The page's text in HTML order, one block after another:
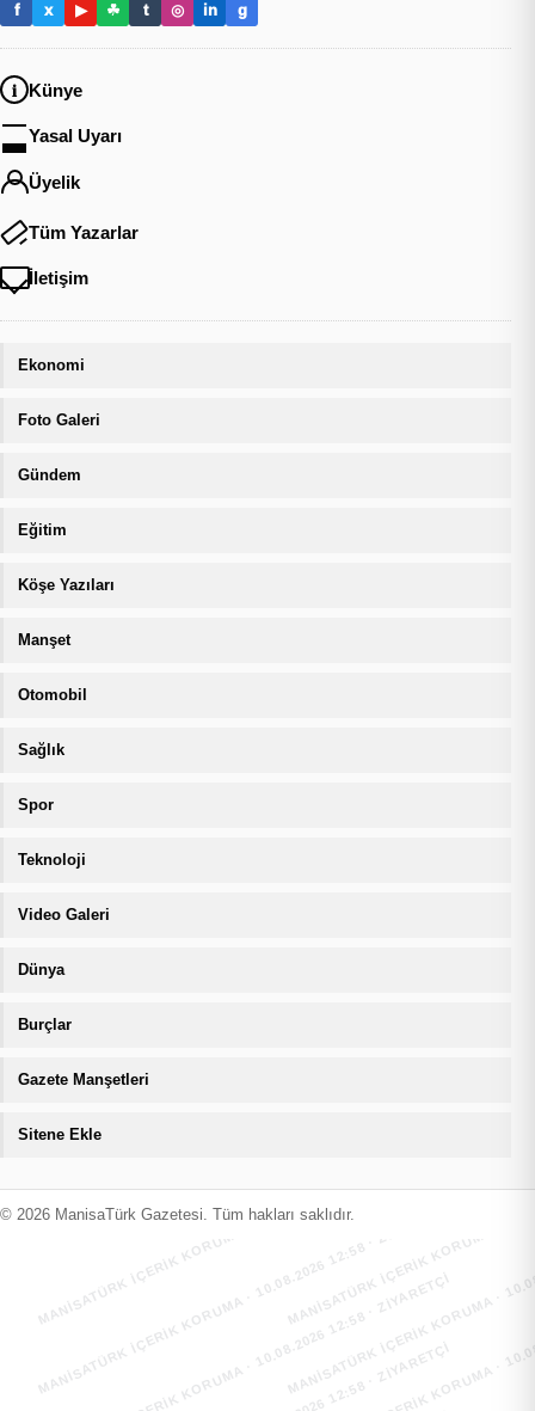
f x ▶ ☘ t ◎ in g
Künye
Yasal Uyarı
Üyelik
Tüm Yazarlar
İletişim
Ekonomi
Foto Galeri
Gündem
Eğitim
Köşe Yazıları
Manşet
Otomobil
Sağlık
Spor
Teknoloji
Video Galeri
Dünya
Burçlar
Gazete Manşetleri
Sitene Ekle
© 2026 ManisaTürk Gazetesi. Tüm hakları saklıdır.
MANİSATÜRK İÇERİK KORUMA · 10.08.2026 12:58 · ZIYARETÇI
MANİSATÜRK İÇERİK KORUMA
MANİSATÜRK İÇERİK KORUMA · 10.08.2026 12:58 · ZIYARETÇI
MANİSATÜRK İÇERİK KORUMA
MANİSATÜRK İÇERİK KORUMA · 10.08.2026 12:58 · ZIYARETÇI
MANİSATÜRK İÇERİK KORUMA